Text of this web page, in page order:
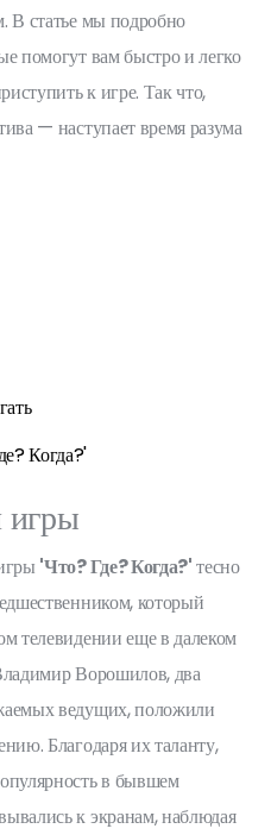
В статье мы подробно
помогут вам быстро и легко
к игре. Так что,
— наступает время разума
Когда?'
игры
'Что? Где? Когда?'тесно
который
телевидении еще в далеком
Ворошилов, два
ведущих, положили
Благодаря их таланту,
в бывшем
к экранам, наблюдая